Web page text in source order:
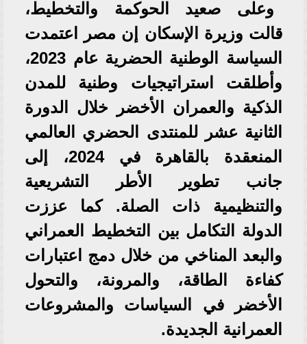
وعلى صعيد الحوكمة والتخطيط،
قالت وزيرة الإسكان إن مصر اعتمدت
السياسة الوطنية الحضرية عام 2023،
وأطلقت استراتيجيات وطنية للمدن
الذكية والعمران الأخضر خلال الدورة
الثانية عشر للمنتدى الحضري العالمي
المنعقدة بالقاهرة في 2024، إلى
جانب تطوير الأطر التشريعية
والتنظيمية ذات الصلة. كما عززت
الدولة التكامل بين التخطيط العمراني
والبعد المناخي من خلال دمج اعتبارات
كفاءة الطاقة، والمرونة، والتحول
الأخضر في السياسات والمشروعات
العمرانية الجديدة.